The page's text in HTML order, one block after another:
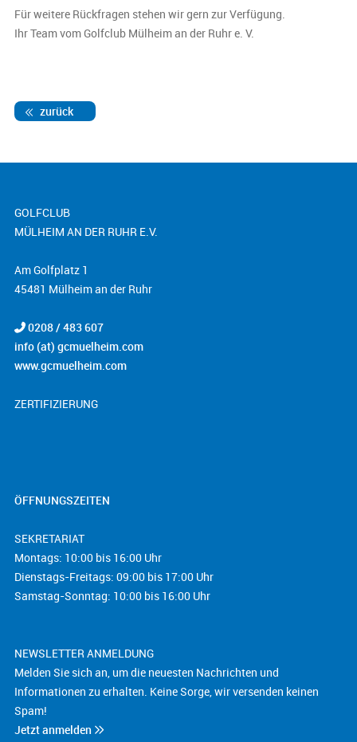
Für weitere Rückfragen stehen wir gern zur Verfügung.
Ihr Team vom Golfclub Mülheim an der Ruhr e. V.
zurück
GOLFCLUB
MÜLHEIM AN DER RUHR E.V.
Am Golfplatz 1
45481 Mülheim an der Ruhr
0208 / 483 607
info (at) gcmuelheim.com
www.gcmuelheim.com
ZERTIFIZIERUNG
ÖFFNUNGSZEITEN
SEKRETARIAT
Montags: 10:00 bis 16:00 Uhr
Dienstags-Freitags: 09:00 bis 17:00 Uhr
Samstag-Sonntag: 10:00 bis 16:00 Uhr
NEWSLETTER ANMELDUNG
Melden Sie sich an, um die neuesten Nachrichten und
Informationen zu erhalten. Keine Sorge, wir versenden keinen
Spam!
Jetzt anmelden